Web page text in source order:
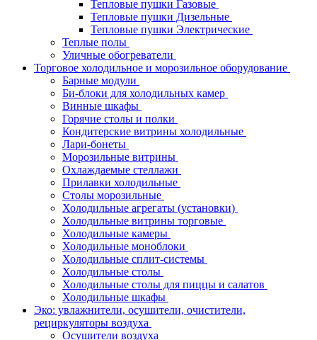
Тепловые пушки Газовые
Тепловые пушки Дизельные
Тепловые пушки Электрические
Теплые полы
Уличные обогреватели
Торговое холодильное и морозильное оборудование
Барные модули
Би-блоки для холодильных камер
Винные шкафы
Горячие столы и полки
Кондитерские витрины холодильные
Лари-бонеты
Морозильные витрины
Охлаждаемые стеллажи
Прилавки холодильные
Столы морозильные
Холодильные агрегаты (установки)
Холодильные витрины торговые
Холодильные камеры
Холодильные моноблоки
Холодильные сплит-системы
Холодильные столы
Холодильные столы для пиццы и салатов
Холодильные шкафы
Эко: увлажнители, осушители, очистители,
рециркуляторы воздуха
Осушители воздуха